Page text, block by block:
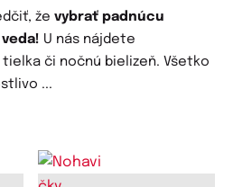
že vybrať padnúcu
U nás nájdete
tielka či nočnú bielizeň. Všetko
...